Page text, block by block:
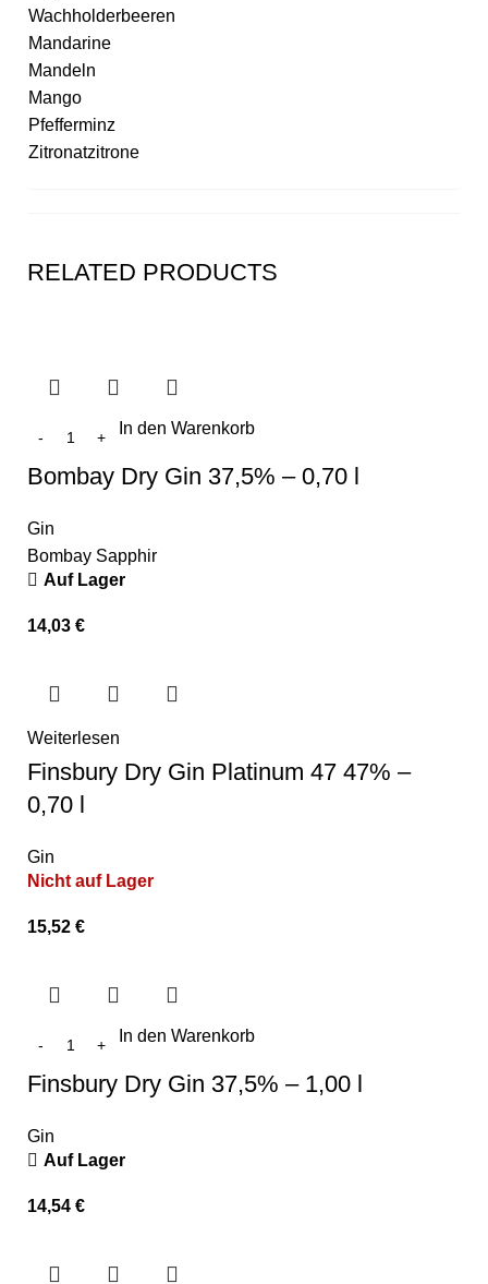
Wachholderbeeren
Mandarine
Mandeln
Mango
Pfefferminz
Zitronatzitrone
RELATED PRODUCTS
In den Warenkorb
Bombay Dry Gin 37,5% – 0,70 l
Gin
Bombay Sapphir
Auf Lager
14,03 €
Weiterlesen
Finsbury Dry Gin Platinum 47 47% –
0,70 l
Gin
Nicht auf Lager
15,52 €
In den Warenkorb
Finsbury Dry Gin 37,5% – 1,00 l
Gin
Auf Lager
14,54 €